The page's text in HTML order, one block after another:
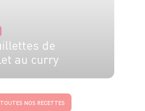
de
au curry
TOUTES NOS RECETTES